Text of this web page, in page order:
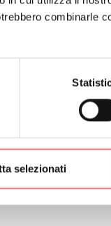
combinarle
selezionati